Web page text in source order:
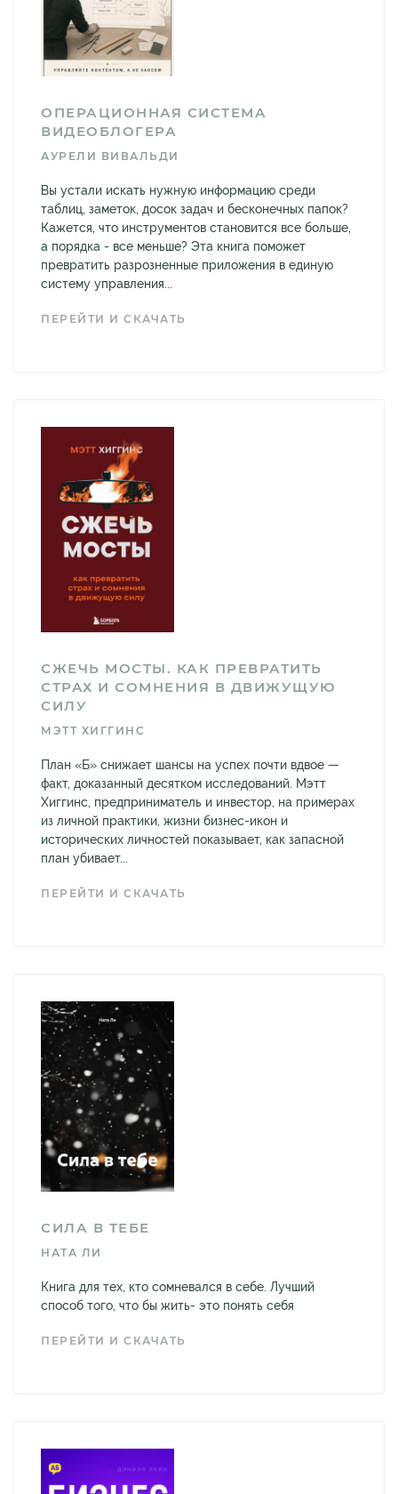
ОПЕРАЦИОННАЯ СИСТЕМА
ВИДЕОБЛОГЕРА
АУРЕЛИ ВИВАЛЬДИ
Вы устали искать нужную информацию среди
таблиц, заметок, досок задач и бесконечных папок?
Кажется, что инструментов становится все больше,
а порядка - все меньше? Эта книга поможет
превратить разрозненные приложения в единую
систему управления...
ПЕРЕЙТИ И СКАЧАТЬ
СЖЕЧЬ МОСТЫ. КАК ПРЕВРАТИТЬ
СТРАХ И СОМНЕНИЯ В ДВИЖУЩУЮ
СИЛУ
МЭТТ ХИГГИНС
План «Б» снижает шансы на успех почти вдвое —
факт, доказанный десятком исследований. Мэтт
Хиггинс, предприниматель и инвестор, на примерах
из личной практики, жизни бизнес-икон и
исторических личностей показывает, как запасной
план убивает...
ПЕРЕЙТИ И СКАЧАТЬ
СИЛА В ТЕБЕ
НАТА ЛИ
Книга для тех, кто сомневался в себе. Лучший
способ того, что бы жить- это понять себя
ПЕРЕЙТИ И СКАЧАТЬ